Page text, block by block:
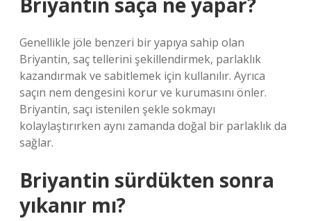
Genellikle jöle benzeri bir yapıya sahip olan
Briyantin, saç tellerini şekillendirmek, parlaklık
kazandırmak ve sabitlemek için kullanılır. Ayrıca
saçın nem dengesini korur ve kurumasını önler.
Briyantin, saçı istenilen şekle sokmayı
kolaylaştırırken aynı zamanda doğal bir parlaklık da
sağlar.
Briyantin sürdükten sonra
yıkanır mı?